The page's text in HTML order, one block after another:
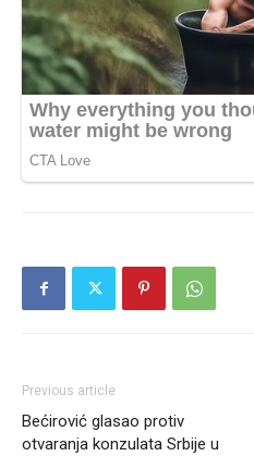
Previous article
Bećirović glasao protiv
otvaranja konzulata Srbije u